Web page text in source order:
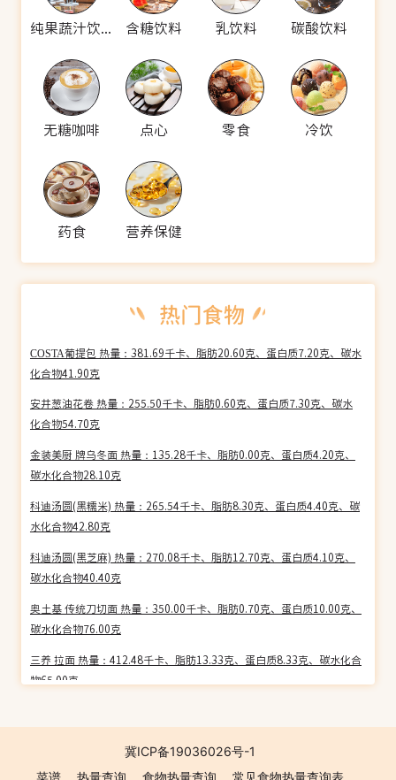
纯果蔬汁饮料 含糖饮料 乳饮料 碳酸饮料
无糖咖啡 点心 零食 冷饮
药食 营养保健
COSTA葡提包 热量：381.69千卡、脂肪20.60克、蛋白质7.20克、碳水
化合物41.90克
安井葱油花卷 热量：255.50千卡、脂肪0.60克、蛋白质7.30克、碳水
化合物54.70克
金装美厨 牌乌冬面 热量：135.28千卡、脂肪0.00克、蛋白质4.20克、
碳水化合物28.10克
科迪汤圆(黑糯米) 热量：265.54千卡、脂肪8.30克、蛋白质4.40克、碳
水化合物42.80克
科迪汤圆(黑芝麻) 热量：270.08千卡、脂肪12.70克、蛋白质4.10克、
碳水化合物40.40克
奥土基 传统刀切面 热量：350.00千卡、脂肪0.70克、蛋白质10.00克、
碳水化合物76.00克
三养 拉面 热量：412.48千卡、脂肪13.33克、蛋白质8.33克、碳水化合
物65.00克
克、碳水化合物54.10克
真味珍 红薯圆 热量：256.69千卡、脂肪0.00克、蛋白质0.40克、碳水
冀ICP备19036026号-1